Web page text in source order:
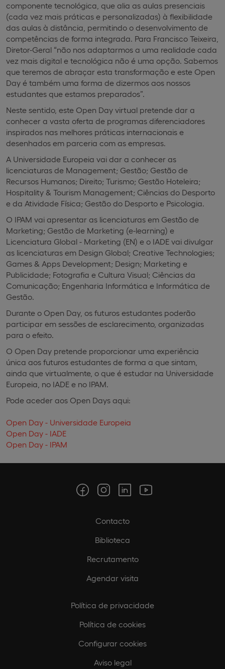
componente tecnológica, que alia as aulas presenciais
(cada vez mais práticas e personalizadas) à flexibilidade
das aulas à distância, permitindo o desenvolvimento de
competências de forma integrada. Para Francisco Teixeira,
Diretor-Geral “não nos adaptarmos a uma realidade cada
vez mais digital e tecnológica não é uma opção. Sabemos
que teremos de abraçar esta transformação e este Open
Day é também uma forma de dizermos aos nossos
estudantes que estamos preparados”.
Neste sentido, este Open Day virtual pretende dar a
conhecer a vasta oferta de programas diferenciadores
inspirados nas melhores práticas internacionais e
desenhados em parceria com as empresas.
A Universidade Europeia vai dar a conhecer as
licenciaturas de Management; Gestão; Gestão de
Recursos Humanos; Direito; Turismo; Gestão Hoteleira;
Hospitality & Tourism Management; Ciências do Desporto
e da Atividade Física; Gestão do Desporto e Psicologia.
O IPAM vai apresentar as licenciaturas em Gestão de
Marketing; Gestão de Marketing (e-learning) e
Licenciatura Global - Marketing (EN) e o IADE vai divulgar
as licenciaturas em Design Global; Creative Technologies;
Games & Apps Development; Design; Marketing e
Publicidade; Fotografia e Cultura Visual; Ciências da
Comunicação; Engenharia Informática e Informática de
Gestão.
Durante o Open Day, os futuros estudantes poderão
participar em sessões de esclarecimento, organizadas
para o efeito.
O Open Day pretende proporcionar uma experiência
única aos futuros estudantes de forma a que sintam,
ainda que virtualmente, o que é estudar na Universidade
Europeia, no IADE e no IPAM.
Pode aceder aos Open Days aqui:
Open Day - Universidade Europeia
Open Day - IADE
Open Day - IPAM
Contacto
Biblioteca
Recrutamento
Agendar visita
Política de privacidade
Política de cookies
Configurar cookies
Aviso legal